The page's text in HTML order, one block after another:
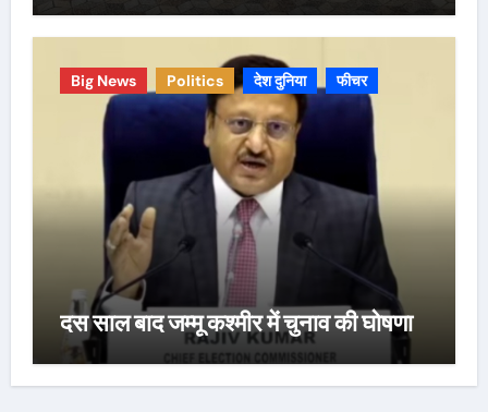
Big News Politics देश दुनिया फीचर
दस साल बाद जम्मू कश्मीर में चुनाव की घोषणा